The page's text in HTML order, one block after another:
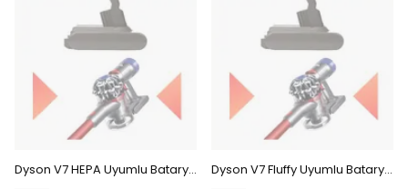
Dyson V7 HEPA Uyumlu Batarya (YÜKSEK KAPASİTE) 21.6 V 2800mah Dikey Süpürge Bataryası Dyson V7 Fluffy Uyumlu Batarya (YÜKSEK KAPASİTE) 21.6 V 2800mah Dikey Süpürge Bataryası